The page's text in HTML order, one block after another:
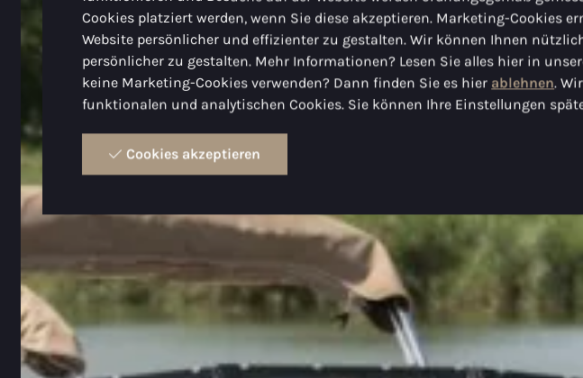
Cookies platziert werden, wenn Sie diese akzeptieren. Marketing-Cookies
Website persönlicher und effizienter zu gestalten. Wir können Ihnen
persönlicher zu gestalten. Mehr Informationen? Lesen Sie alles hier in
keine Marketing-Cookies verwenden? Dann finden Sie es hier ablehnen.
funktionalen und analytischen Cookies. Sie können Ihre Einstellungen
Cookies akzeptieren